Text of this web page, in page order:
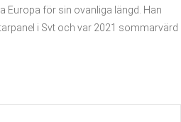
Europa för sin ovanliga längd. Han
i Svt och var 2021 sommarvärd